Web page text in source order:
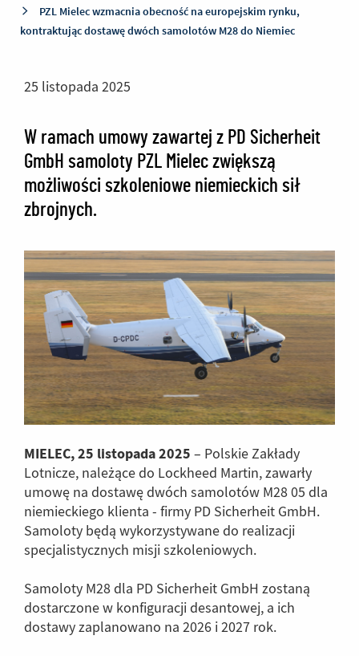
PZL Mielec wzmacnia obecność na europejskim rynku,
kontraktując dostawę dwóch samolotów M28 do Niemiec
25 listopada 2025
W ramach umowy zawartej z PD Sicherheit
GmbH samoloty PZL Mielec zwiększą
możliwości szkoleniowe niemieckich sił
zbrojnych.
MIELEC, 25 listopada 2025 – Polskie Zakłady
Lotnicze, należące do Lockheed Martin, zawarły
umowę na dostawę dwóch samolotów M28 05 dla
niemieckiego klienta - firmy PD Sicherheit GmbH.
Samoloty będą wykorzystywane do realizacji
specjalistycznych misji szkoleniowych.
Samoloty M28 dla PD Sicherheit GmbH zostaną
dostarczone w konfiguracji desantowej, a ich
dostawy zaplanowano na 2026 i 2027 rok.